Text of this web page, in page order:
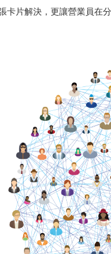
卡片解決，更讓營業員在